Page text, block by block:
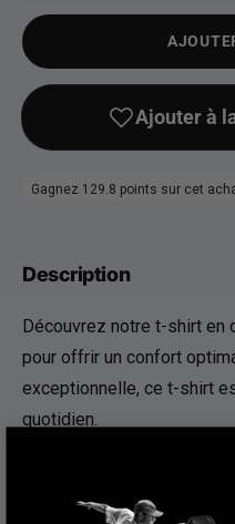
Description
Découvrez notre t-shirt en
pour offrir un confort
exceptionnelle, ce t-shirt
quotidien.
100% coton pour une